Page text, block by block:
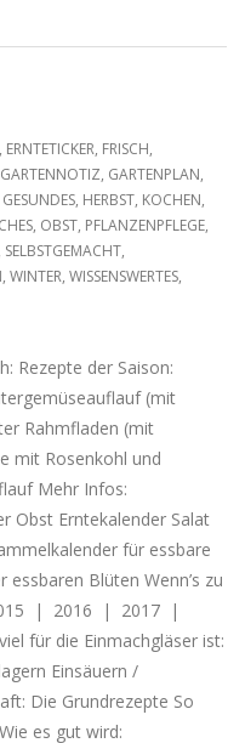
, ERNTETICKER, FRISCH,
GARTENNOTIZ, GARTENPLAN,
GESUNDES, HERBST, KOCHEN,
, OBST, PFLANZENPFLEGE,
SELBSTGEMACHT,
, WINTER, WISSENSWERTES,
Rezepte der Saison:
(mit
Rahmfladen (mit
mit Rosenkohl und
Mehr Infos:
Obst Erntekalender Salat
für essbare
Blüten Wenn’s zu
2015 | 2016 | 2017 |
für die Einmachgläser ist:
Einsäuern /
Die Grundrezepte So
es gut wird: